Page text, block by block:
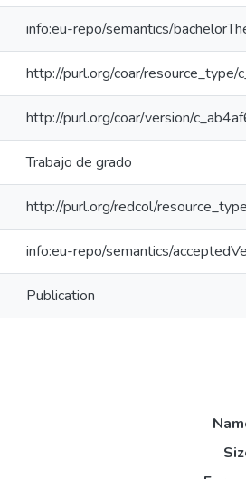
info:eu-repo/semantics/
http://purl.org/coar/resource_type/
http://purl.org/coar/version/
Trabajo de grado
http://purl.org/redcol/
info:eu-repo/semantics/
Publication